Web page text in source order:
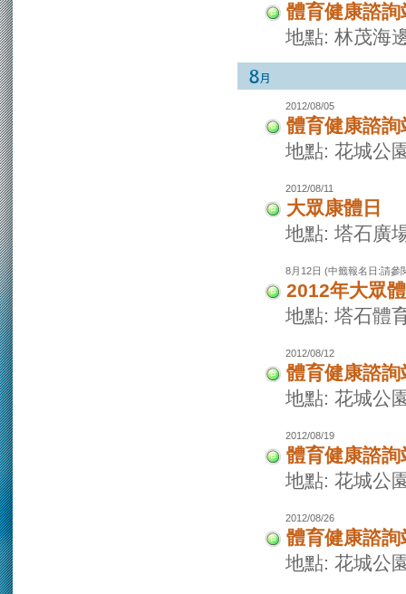
體育健康諮詢
地點: 林茂海
2012/08/05
體育健康諮詢
地點: 花城公
2012/08/11
大眾康體日
地點: 塔石廣
8月12日 (中籤報名日:請參
2012年大眾
地點: 塔石體
2012/08/12
體育健康諮詢
地點: 花城公
2012/08/19
體育健康諮詢
地點: 花城公
2012/08/26
體育健康諮詢
地點: 花城公